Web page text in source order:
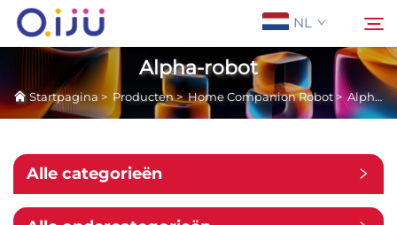
NL
Startpagina
Over Ons
Producten
Alpha-robot
Startpagina > Producten>Home Companion Robot >Alpha-robot
Alle categorieën